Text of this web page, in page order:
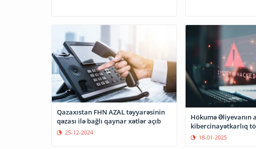
Qazaxıstan FHN AZAL təyyarəsinin
qəzası ilə bağlı qaynar xətlər açıb
25-12-2024
Hökumə Əliyevanın
kibercinayətkarlıq
18-01-2025